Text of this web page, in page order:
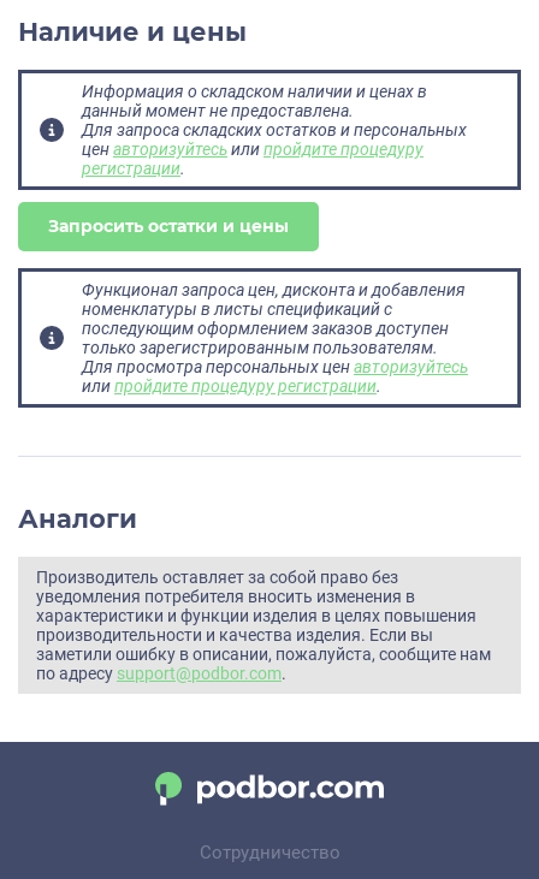
Наличие и цены
Информация о складском наличии и ценах в
данный момент не предоставлена.
Для запроса складских остатков и персональных
ценавторизуйтесьилипройдите процедуру
регистрации.
Запросить остатки и цены
Функционал запроса цен, дисконта и добавления
номенклатуры в листы спецификаций с
последующим оформлением заказов доступен
только зарегистрированным пользователям.
Для просмотра персональных ценавторизуйтесь
илипройдите процедуру регистрации.
Аналоги
Производитель оставляет за собой право без
уведомления потребителя вносить изменения в
характеристики и функции изделия в целях повышения
производительности и качества изделия. Если вы
заметили ошибку в описании, пожалуйста, сообщите нам
по адресу support@podbor.com.
Сотрудничество